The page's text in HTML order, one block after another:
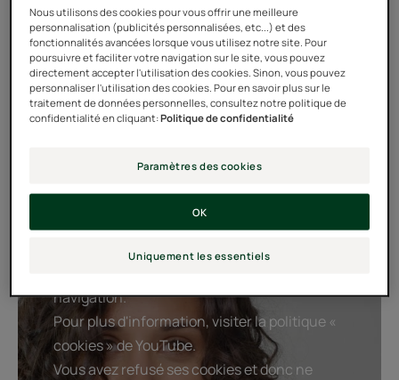
Pour redessiner et nourrir vos boucles tout en
souplesse, le rituel BOUCLES est incomparable. L'extrait
d'Acanthe aux propriétés bouclantes brevetées
s'associe à l’huile d’Onagre, véritable élixir de longévité
des boucles, pour prolonger la beauté des cheveux
bouclés, ondulés tout au long de la journée et les
YouTube conditionne la lecture de ses vidéos
au dépôt de cookies afin de vous proposer
navigation.
Pour plus d'information, visiter la politique «
cookies » de YouTube.
Vous avez refusé ses cookies et donc ne
Nous utilisons des cookies pour vous offrir une meilleure
personnalisation (publicités personnalisées, etc...) et des
fonctionnalités avancées lorsque vous utilisez notre site. Pour
poursuivre et faciliter votre navigation sur le site, vous pouvez
directement accepter l'utilisation des cookies. Sinon, vous pouvez
personnaliser l'utilisation des cookies. Pour en savoir plus sur le
traitement de données personnelles, consultez notre politique de
confidentialité en cliquant:Politique de confidentialité
Paramètres des cookies
Uniquement les essentiels
OK